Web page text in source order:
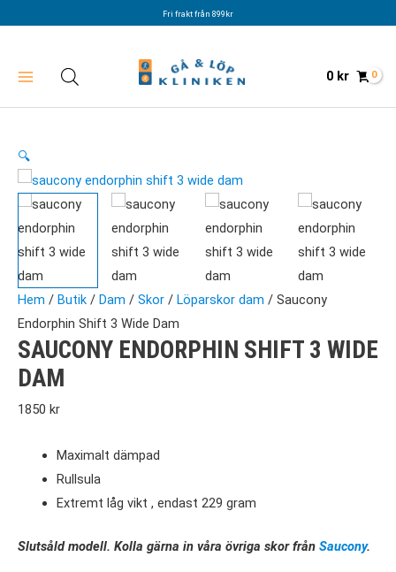
Fri frakt från 899kr
0 kr
🔍
Hem / Butik / Dam / Skor / Löparskor dam / Saucony
Endorphin Shift 3 Wide Dam
SAUCONY ENDORPHIN SHIFT 3 WIDE
DAM
1850 kr
Maximalt dämpad
Rullsula
Extremt låg vikt , endast 229 gram
Slutsåld modell. Kolla gärna in våra övriga skor från Saucony.